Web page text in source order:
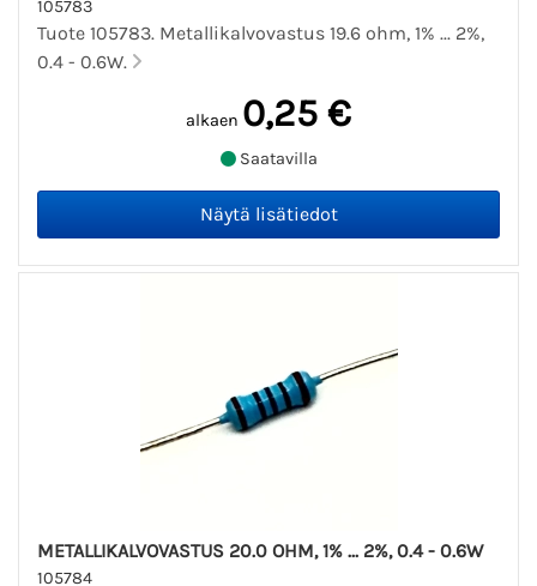
105783
Tuote 105783. Metallikalvovastus 19.6 ohm, 1% ... 2%,
0.4 - 0.6W.
alkaen 0,25 €
Saatavilla
METALLIKALVOVASTUS 20.0 OHM, 1% ... 2%, 0.4 - 0.6W
105784